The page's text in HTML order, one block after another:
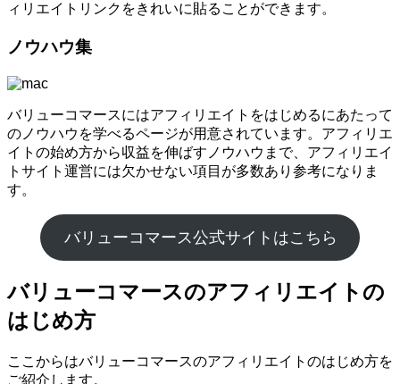
ィリエイトリンクをきれいに貼ることができます。
ノウハウ集
バリューコマースにはアフィリエイトをはじめるにあたって
のノウハウを学べるページが用意されています。アフィリエ
イトの始め方から収益を伸ばすノウハウまで、アフィリエイ
トサイト運営には欠かせない項目が多数あり参考になりま
す。
バリューコマース公式サイトはこちら
バリューコマースのアフィリエイトの
はじめ方
ここからはバリューコマースのアフィリエイトのはじめ方を
ご紹介します。